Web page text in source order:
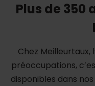
Plus de 350
Chez Meilleurtaux,
préoccupations,
disponibles dans